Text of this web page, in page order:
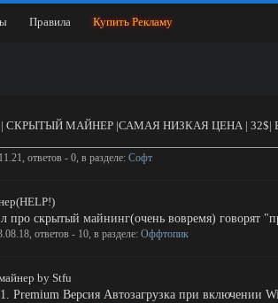
| СКРЫТЫЙ МАЙНЕР |САМАЯ НИЗКАЯ ЦЕНА | 32$|
, ответов - 0, в разделе: Софт
про скрытый майнинг(очень вовремя) говорят
, ответов - 10, в разделе: Оффтопик
by Stfu
Версия Автозагрузка при включении
Правила Купить Рекламу